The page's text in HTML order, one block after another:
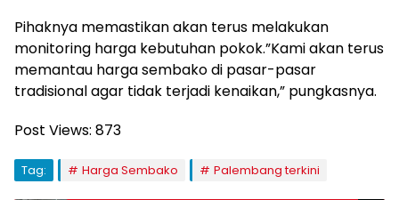
Pihaknya memastikan akan terus melakukan
monitoring harga kebutuhan pokok.”Kami akan terus
memantau harga sembako di pasar-pasar
tradisional agar tidak terjadi kenaikan,” pungkasnya.
Post Views: 873
Tag: Harga Sembako Palembang terkini